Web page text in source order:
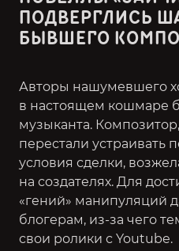
ПОДВЕРГЛИСЬ
БЫВШЕГО
Авторы нашумевшего
в настоящем кошмаре
музыканта.
перестали устраивать
условия сделки,
на создателях. Для
«гений» манипуляций
блогерам, из-за чего
свои ролики с Youtube.